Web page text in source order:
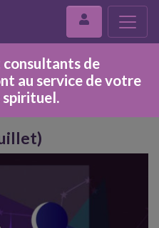
consultants de
au service de votre